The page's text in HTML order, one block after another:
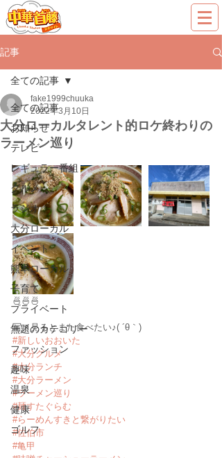
記事
全ての記事
お知らせ
テレビ
レギュラー番組
グルメ
ラジオ
大分ローカル
イベント
熊本ローカル
子育て
プライベート
無題のカテゴリー
ファッション
趣味
温泉
健康
ゴルフ
全ての記事
大分ローカルタレント的ロケ終わりの
ラーメン巡り
fake1999chuuka
2022年3月10日
🍜🍜🍜
写メ見るとまた食べたい♪( ´θ｀)
#新しいおおいた
#大分グルメ
#大分ランチ
#大分ラーメン
#ラーメン巡り
#麺すたぐらむ
#らーめんすきと繋がりたい
#佐伯市
#亀甲